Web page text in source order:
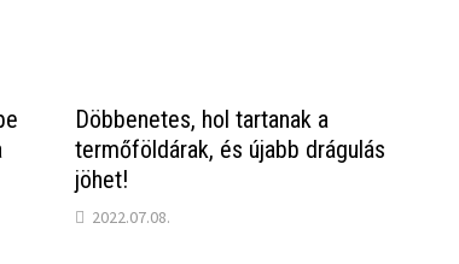
Döbbenetes, hol tartanak a
termőföldárak, és újabb drágulás
jöhet!
2022.07.08.